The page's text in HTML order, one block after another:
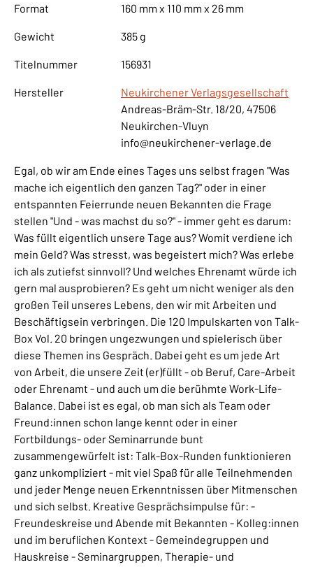
Format 160 mm x 110 mm x 26 mm
Gewicht 385 g
Titelnummer 156931
Hersteller
Neukirchener Verlagsgesellschaft
Andreas-Bräm-Str. 18/20, 47506
Neukirchen-Vluyn
info@neukirchener-verlage.de
Egal, ob wir am Ende eines Tages uns selbst fragen "Was
mache ich eigentlich den ganzen Tag?" oder in einer
entspannten Feierrunde neuen Bekannten die Frage
stellen "Und - was machst du so?" - immer geht es darum:
Was füllt eigentlich unsere Tage aus? Womit verdiene ich
mein Geld? Was stresst, was begeistert mich? Was erlebe
ich als zutiefst sinnvoll? Und welches Ehrenamt würde ich
gern mal ausprobieren? Es geht um nicht weniger als den
großen Teil unseres Lebens, den wir mit Arbeiten und
Beschäftigsein verbringen. Die 120 Impulskarten von Talk-
Box Vol. 20 bringen ungezwungen und spielerisch über
diese Themen ins Gespräch. Dabei geht es um jede Art
von Arbeit, die unsere Zeit (er)füllt - ob Beruf, Care-Arbeit
oder Ehrenamt - und auch um die berühmte Work-Life-
Balance. Dabei ist es egal, ob man sich als Team oder
Freund:innen schon lange kennt oder in einer
Fortbildungs- oder Seminarrunde bunt
zusammengewürfelt ist: Talk-Box-Runden funktionieren
ganz unkompliziert - mit viel Spaß für alle Teilnehmenden
und jeder Menge neuen Erkenntnissen über Mitmenschen
und sich selbst. Kreative Gesprächsimpulse für: -
Freundeskreise und Abende mit Bekannten - Kolleg:innen
und im beruflichen Kontext - Gemeindegruppen und
Hauskreise - Seminargruppen, Therapie- und